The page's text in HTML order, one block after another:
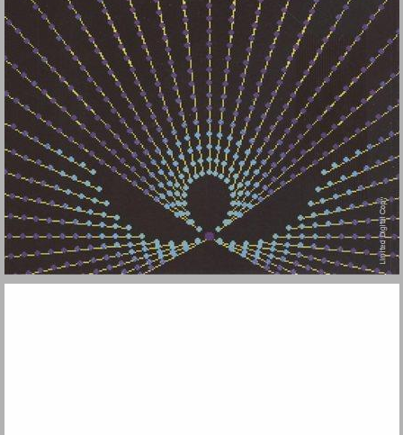
נקודות ציון בהתפתחות המתמטיקה והאישים שתרמו לה ... 1